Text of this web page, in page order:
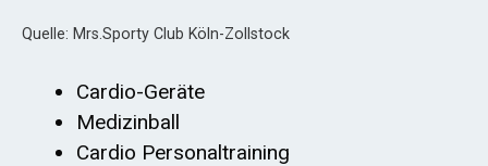
Quelle: Mrs.Sporty Club Köln-Zollstock
Cardio-Geräte
Medizinball
Cardio Personaltraining